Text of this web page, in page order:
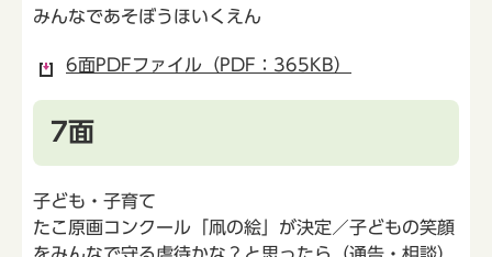
みんなであそぼうほいくえん
6面PDFファイル（PDF：365KB）
7面
子ども・子育て
たこ原画コンクール「凧の絵」が決定／子どもの笑顔
をみんなで守る虐待かな？と思ったら（通告・相談）